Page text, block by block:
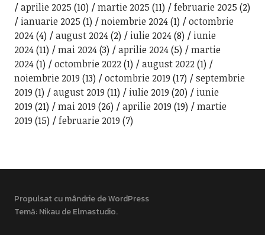
aprilie 2025 (10) martie 2025 (11) februarie 2025 (2)
ianuarie 2025 (1) noiembrie 2024(1)
octombrie
2024(4) august 2024(2) iulie 2024(8)
iunie
2024(11) mai 2024(3) aprilie 2024(5)
martie
2024(1) octombrie 2022(1) august 2022(1)
noiembrie 2019 (13) octombrie 2019 (17)
septembrie
2019 (1) august 2019 (11) iulie 2019 (20)
iunie
2019 (21) mai 2019 (26) aprilie 2019 (19)
martie
2019 (15) februarie 2019 (7)
Propulsat cu mândrie de WordPress
Temă: Nikau deElmastudio.